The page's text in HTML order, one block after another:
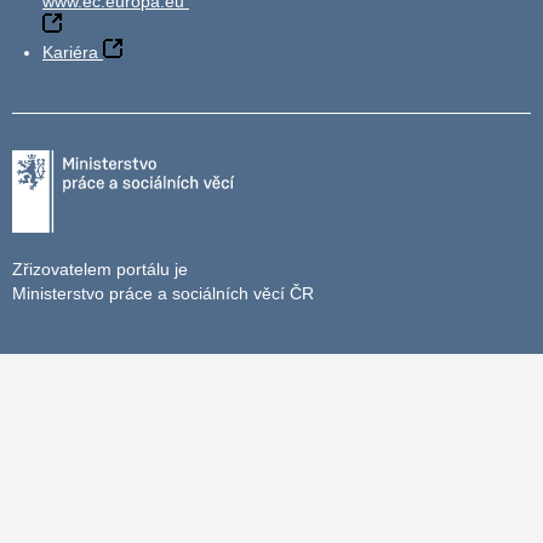
Kariéra
Zřizovatelem portálu je
Ministerstvo práce a sociálních věcí ČR